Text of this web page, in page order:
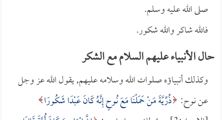
صلى الله عليه وسلم.
فالله شاكر والله شكور.
حال الأنبياء عليهم السلام مع الشكر
وكذلك أنبياؤه صلوات الله وسلامه عليهم, يقول الله عز وجل
عن نوح: ذُرِّيَّةَ مَنْ حَمَلْنَا مَعَ نُوحٍ إِنَّهُ كَانَ عَبْدًا شَكُورًا